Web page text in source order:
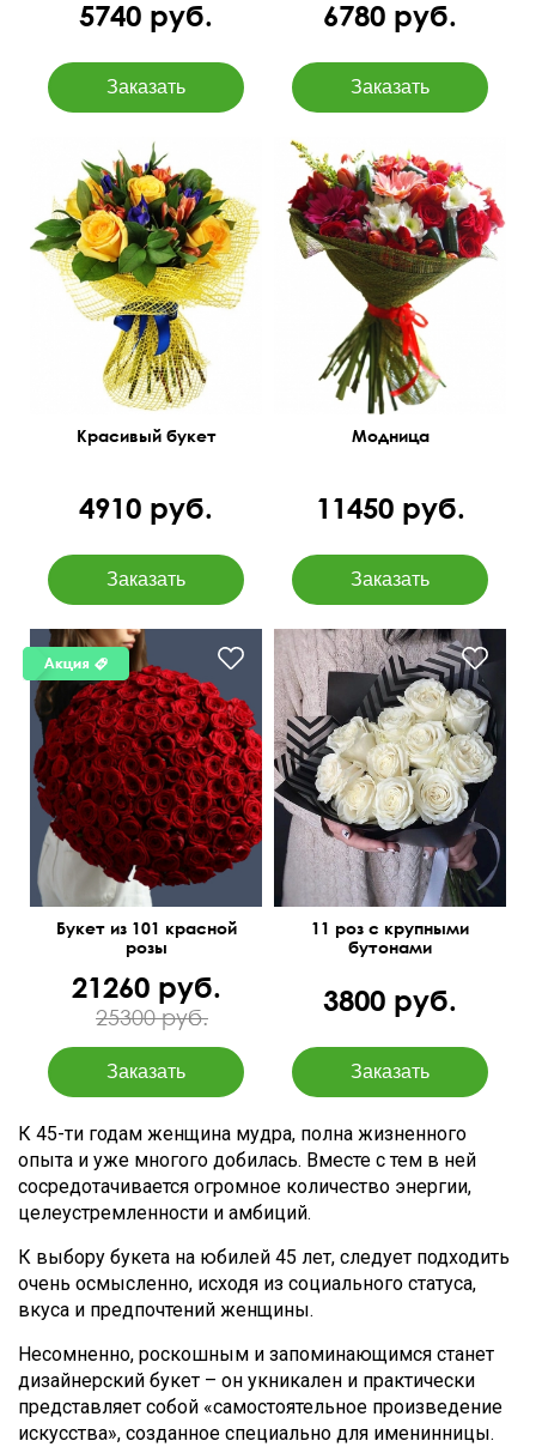
5740 руб. 6780 руб.
Красивый букет
4910 руб.
Модница
11450 руб.
50 см 70 см
Букет из 101 красной
розы
21260 руб.
25300 руб.
50 см 30 см
11 роз с крупными
бутонами
3800 руб.
К 45-ти годам женщина мудра, полна жизненного
опыта и уже многого добилась. Вместе с тем в ней
сосредотачивается огромное количество энергии,
целеустремленности и амбиций.
К выбору букета на юбилей 45 лет, следует подходить
очень осмысленно, исходя из социального статуса,
вкуса и предпочтений женщины.
Несомненно, роскошным и запоминающимся станет
дизайнерский букет – он укникален и практически
представляет собой «самостоятельное произведение
искусства», созданное специально для именинницы.